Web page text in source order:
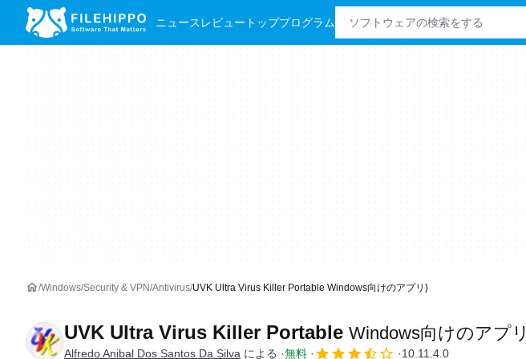
ニュース レビュー トッププログラム
Windows Security & VPN Antivirus UVK Ultra Virus Killer Portable Windows向けのアプリ}
UVK Ultra Virus Killer Portable Windows向けのアプリ
Alfredo Anibal Dos Santos Da Silva による 無料 10.11.4.0